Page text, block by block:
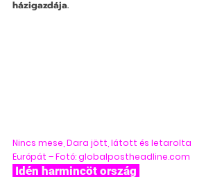
házigazdája.
Nincs mese, Dara jött, látott és letarolta
Európát – Fotó: globalpostheadline.com